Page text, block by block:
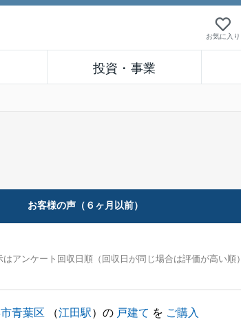
お気に入り
投資・事業
お客様の声（６ヶ月以前）
はアンケート回収日順（回収日が同じ場合は評価が高い順）
青葉区 （江田駅）の 戸建て を ご購入